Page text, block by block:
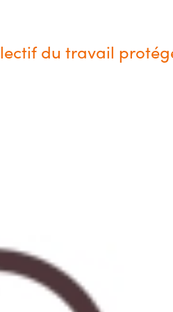
du travail